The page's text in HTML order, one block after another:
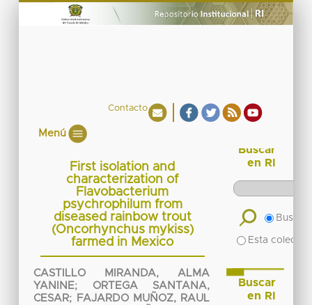
Contacto
Menú
First isolation and
characterization of
Flavobacterium
psychrophilum from
diseased rainbow trout
(Oncorhynchus mykiss)
farmed in Mexico
CASTILLO MIRANDA, ALMA
YANINE; ORTEGA SANTANA,
CESAR;
FAJARDO MUÑOZ, RAUL
Buscar
en RI
Buscar
Esta
Buscar
en RI